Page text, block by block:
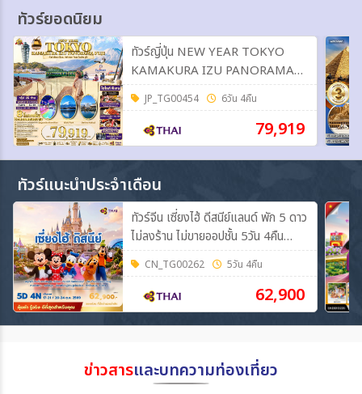
ทัวร์ยอดนิยม
ทัวร์ญี่ปุ่น NEW YEAR TOKYO
KAMAKURA IZU PANORAMA
FUJI 6วัน 4คืน (TG)
JP_TG00454 6วัน 4คืน
79,919
ทัวร์แนะนำประจำเดือน
ทัวร์จีน เซี่ยงไฮ้ ดีสนีย์แลนด์ พัก 5 ดาว
ไม่ลงร้าน ไม่ขายออปชั้น 5วัน 4คืน
(TG)CN_TG00262 5วัน 4คืน
62,900
ข่าวสารและบทความท่องเที่ยว